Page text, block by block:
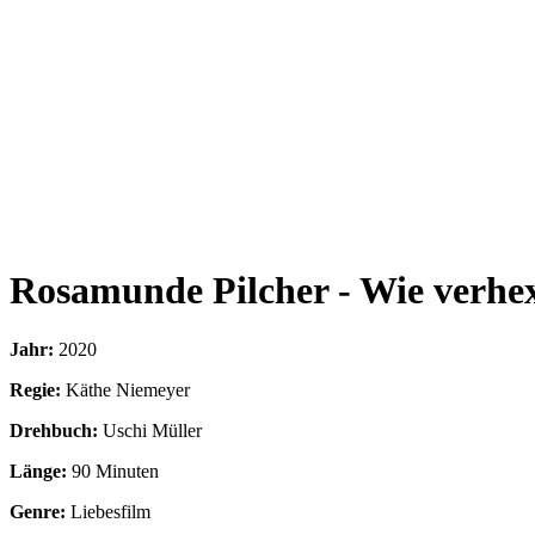
Rosamunde Pilcher - Wie
Jahr: 2020
Regie: Käthe Niemeyer
Drehbuch: Uschi Müller
Länge: 90 Minuten
Genre: Liebesfilm